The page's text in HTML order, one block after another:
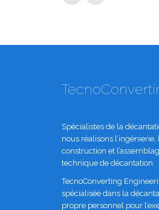
Spécialistes de la
nous réalisons
construction et
technique de décantation.
TecnoConverting
spécialisée dans la
propre personnel pour